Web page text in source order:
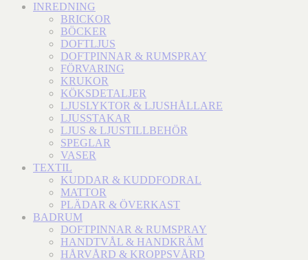
INREDNING
BRICKOR
BÖCKER
DOFTLJUS
DOFTPINNAR & RUMSPRAY
FÖRVARING
KRUKOR
KÖKSDETALJER
LJUSLYKTOR & LJUSHÅLLARE
LJUSSTAKAR
LJUS & LJUSTILLBEHÖR
SPEGLAR
VASER
TEXTIL
KUDDAR & KUDDFODRAL
MATTOR
PLÄDAR & ÖVERKAST
BADRUM
DOFTPINNAR & RUMSPRAY
HANDTVÅL & HANDKRÄM
HÅRVÅRD & KROPPSVÅRD